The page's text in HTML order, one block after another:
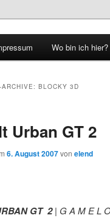
Inhalt wechseln
Wo bin ich hier?
ARCHIVE: BLOCKY 3D
Urban GT 2
6. August 2007von elend
GT 2| G A M E L